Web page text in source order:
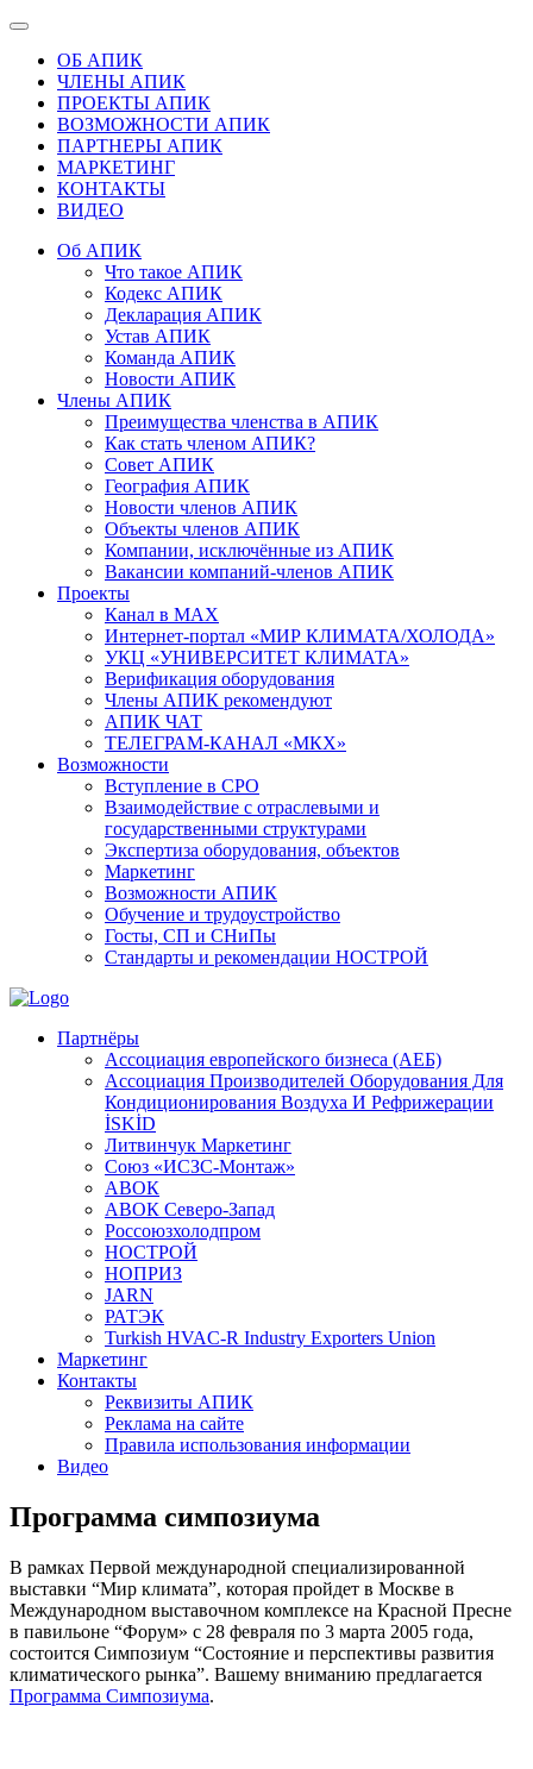
ОБ АПИК
ЧЛЕНЫ АПИК
ПРОЕКТЫ АПИК
ВОЗМОЖНОСТИ АПИК
ПАРТНЕРЫ АПИК
МАРКЕТИНГ
КОНТАКТЫ
ВИДЕО
Об АПИК
Что такое АПИК
Кодекс АПИК
Декларация АПИК
Устав АПИК
Команда АПИК
Новости АПИК
Члены АПИК
Преимущества членства в АПИК
Как стать членом АПИК?
Совет АПИК
География АПИК
Новости членов АПИК
Объекты членов АПИК
Компании, исключённые из АПИК
Вакансии компаний-членов АПИК
Проекты
Канал в MAX
Интернет-портал «МИР КЛИМАТА/ХОЛОДА»
УКЦ «УНИВЕРСИТЕТ КЛИМАТА»
Верификация оборудования
Члены АПИК рекомендуют
АПИК ЧАТ
ТЕЛЕГРАМ-КАНАЛ «МКХ»
Возможности
Вступление в СРО
Взаимодействие с отраслевыми и
государственными структурами
Экспертиза оборудования, объектов
Маркетинг
Возможности АПИК
Обучение и трудоустройство
Госты, СП и СНиПы
Стандарты и рекомендации НОСТРОЙ
Партнёры
Ассоциация европейского бизнеса (АЕБ)
Aссоциация Производителей Оборудования Для
Кондиционирования Воздуха И Рефрижерации
İSKİD
Литвинчук Маркетинг
Союз «ИСЗС-Монтаж»
АВОК
АВОК Северо-Запад
Россоюзхолодпром
НОСТРОЙ
НОПРИЗ
JARN
РАТЭК
Turkish HVAC-R Industry Exporters Union
Маркетинг
Контакты
Реквизиты АПИК
Реклама на сайте
Правила использования информации
Видео
Программа симпозиума
В рамках Первой международной специализированной
выставки “Мир климата”, которая пройдет в Москве в
Международном выставочном комплексе на Красной Пресне
в павильоне “Форум» с 28 февраля по 3 марта 2005 года,
состоится Симпозиум “Состояние и перспективы развития
климатического рынка”. Вашему вниманию предлагается
Программа Симпозиума.